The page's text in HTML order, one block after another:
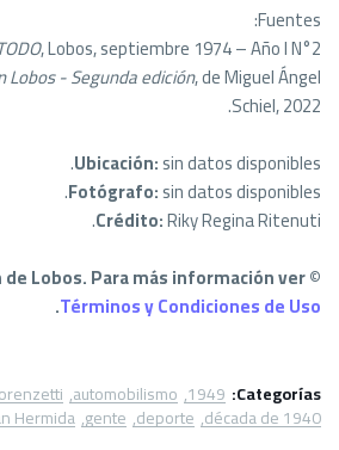
Fuentes:
, Lobos, septiembre 1974 – Año I N°2.
- Segunda edición, de Miguel Ángel
Schiel, 2022.
Ubicación:sin datos disponibles.
Fotógrafo:sin datos disponibles.
Crédito:Riky Regina Ritenuti.
© Copyright El Álbum de Lobos. Para más información ver
Términos y Condiciones de Uso
.
Categorías:
1949
automobilismo
década de 1940
deporte
gente
Hermida